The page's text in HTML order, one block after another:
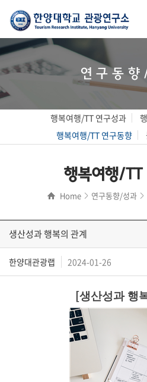
연구동
행복여행/TT 연구성과
행복여행/TT 연구동향
행복여행/TT
Home 연구동향/성과
생산성과 행복의 관계
한양대관광랩 2024-01-26
[생산성과 행